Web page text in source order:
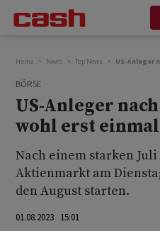
Home News Top News US-Anleger
BÖRSE
US-Anleger
wohl erst
Nach einem starken Juli
Aktienmarkt am
den August starten.
01.08.2023 15:01